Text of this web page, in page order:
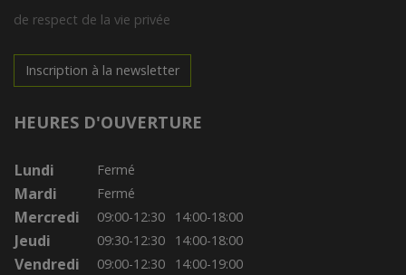
de respect de la vie privée
Inscription à la newsletter
HEURES D'OUVERTURE
Lundi Fermé
Mardi Fermé
Mercredi 09:00-12:30 14:00-18:00
Jeudi 09:30-12:30 14:00-18:00
Vendredi 09:00-12:30 14:00-19:00